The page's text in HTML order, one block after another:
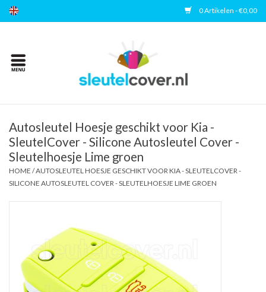
0 Artikelen - €0,00
Home
Accessoires
Veelgestelde vragen
Autosleutel Hoesje geschikt voor Kia -
SleutelCover - Silicone Autosleutel Cover -
Sleutelhoesje Lime groen
HOME /AUTOSLEUTEL HOESJE GESCHIKT VOOR KIA - SLEUTELCOVER -
SILICONE AUTOSLEUTEL COVER - SLEUTELHOESJE LIME GROEN